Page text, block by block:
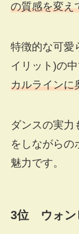
の質感を変え
特徴的な可愛
イリット)の
カルラインに
ダンスの実力
をしながらの
魅力です。
3位 ウォン